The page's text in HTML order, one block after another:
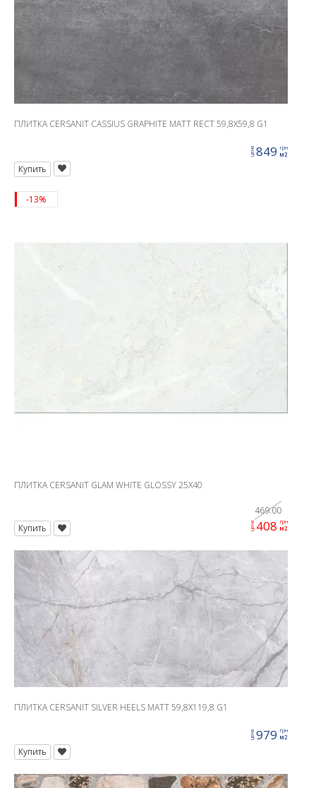
ПЛИТКА CERSANIT CASSIUS GRAPHITE MATT RECT 59,8X59,8 G1
цена849 грн
м2
Купить
-13%
ПЛИТКА CERSANIT GLAM WHITE GLOSSY 25X40
469.00
Купить
цена 408 грн
м2
ПЛИТКА CERSANIT SILVER HEELS MATT 59,8X119,8 G1
цена 979 грн
м2
Купить